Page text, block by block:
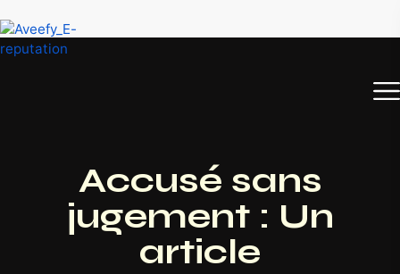
Accusé sans
jugement : Un
article